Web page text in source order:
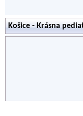
Košice - Krásna